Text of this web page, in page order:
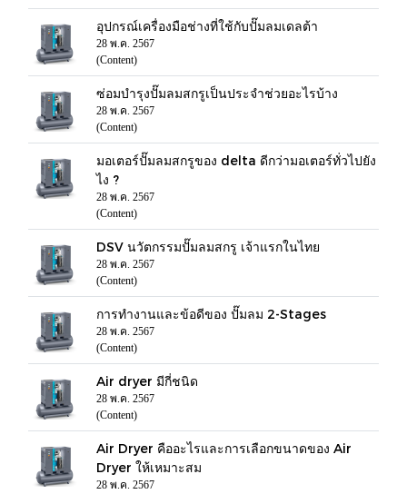
อุปกรณ์เครื่องมือช่างที่ใช้กับปั๊มลมเดลต้า
28 พ.ค. 2567
(Content)
ซ่อมบำรุงปั๊มลมสกรูเป็นประจำช่วยอะไรบ้าง
28 พ.ค. 2567
(Content)
มอเตอร์ปั๊มลมสกรูของ delta ดีกว่ามอเตอร์ทั่วไปยัง
ไง ?
28 พ.ค. 2567
(Content)
DSV นวัตกรรมปั๊มลมสกรู เจ้าแรกในไทย
28 พ.ค. 2567
(Content)
การทำงานและข้อดีของ ปั๊มลม 2-Stages
28 พ.ค. 2567
(Content)
Air dryer มีกี่ชนิด
28 พ.ค. 2567
(Content)
Air Dryer คืออะไรและการเลือกขนาดของ Air
Dryer ให้เหมาะสม
28 พ.ค. 2567